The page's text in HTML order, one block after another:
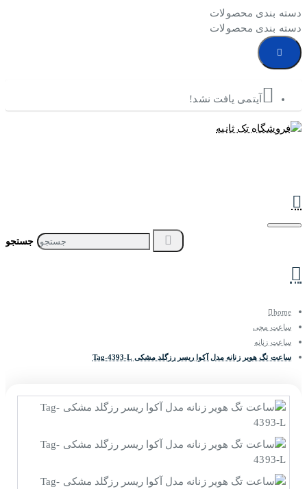
دسته بندی محصولات
دسته بندی محصولات
آیتمی یافت نشد!
home
ساعت مچی
ساعت زنانه
ساعت تگ هویر زنانه مدل آکوا ریسر رزگلد مشکی Tag-4393-L